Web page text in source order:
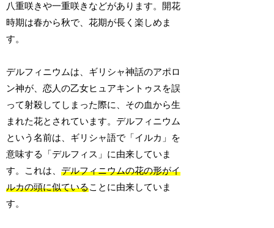
八重咲きや一重咲きなどがあります。開花
時期は春から秋で、花期が長く楽しめま
す。
デルフィニウムは、ギリシャ神話のアポロ
ン神が、恋人の乙女ヒュアキントゥスを誤
って射殺してしまった際に、その血から生
まれた花とされています。デルフィニウム
という名前は、ギリシャ語で「イルカ」を
意味する「デルフィス」に由来していま
す。これは、デルフィニウムの花の形がイ
ルカの頭に似ていることに由来していま
す。